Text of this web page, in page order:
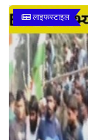
लाइफस्टाइल